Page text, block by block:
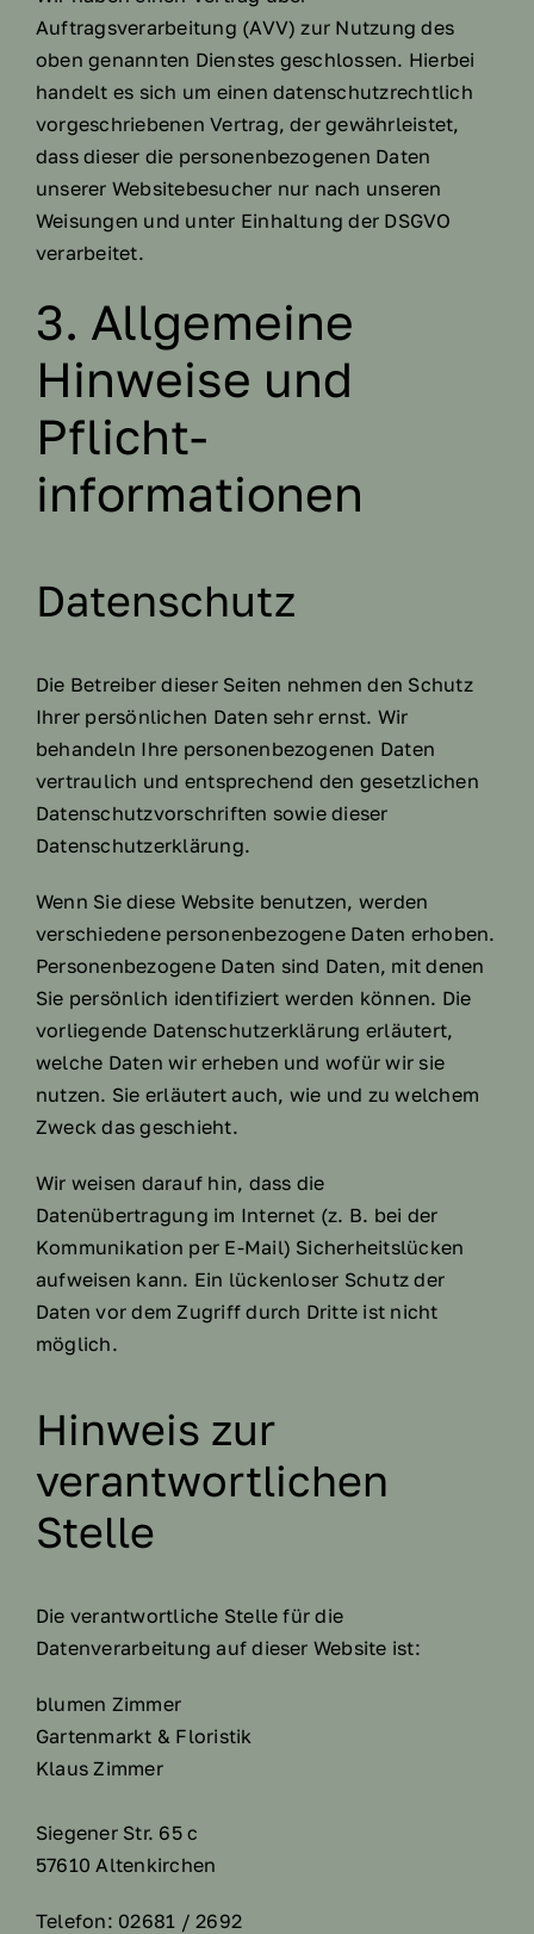
Auftragsverarbeitung (AVV) zur Nutzung des
oben genannten Dienstes geschlossen. Hierbei
handelt es sich um einen datenschutzrechtlich
vorgeschriebenen Vertrag, der gewährleistet,
dass dieser die personenbezogenen Daten
unserer Websitebesucher nur nach unseren
Weisungen und unter Einhaltung der DSGVO
verarbeitet.
3. Allgemeine
Hinweise und
Pflicht­
informationen
Datenschutz
Die Betreiber dieser Seiten nehmen den Schutz
Ihrer persönlichen Daten sehr ernst. Wir
behandeln Ihre personenbezogenen Daten
vertraulich und entsprechend den gesetzlichen
Datenschutzvorschriften sowie dieser
Datenschutzerklärung.
Wenn Sie diese Website benutzen, werden
verschiedene personenbezogene Daten erhoben.
Personenbezogene Daten sind Daten, mit denen
Sie persönlich identifiziert werden können. Die
vorliegende Datenschutzerklärung erläutert,
welche Daten wir erheben und wofür wir sie
nutzen. Sie erläutert auch, wie und zu welchem
Zweck das geschieht.
Wir weisen darauf hin, dass die
Datenübertragung im Internet (z. B. bei der
Kommunikation per E-Mail) Sicherheitslücken
aufweisen kann. Ein lückenloser Schutz der
Daten vor dem Zugriff durch Dritte ist nicht
möglich.
Hinweis zur
verantwortlichen
Stelle
Die verantwortliche Stelle für die
Datenverarbeitung auf dieser Website ist:
blumen Zimmer
Gartenmarkt & Floristik
Klaus Zimmer
Siegener Str. 65 c
57610 Altenkirchen
Telefon: 02681 / 2692